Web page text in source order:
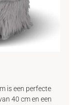
is een perfecte
40 cm en een